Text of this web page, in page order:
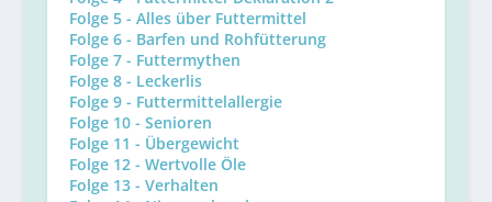
Folge 5 - Alles über Futtermittel
Folge 6 - Barfen und Rohfütterung
Folge 7 - Futtermythen
Folge 8 - Leckerlis
Folge 9 - Futtermittelallergie
Folge 10 - Senioren
Folge 11 - Übergewicht
Folge 12 - Wertvolle Öle
Folge 13 - Verhalten